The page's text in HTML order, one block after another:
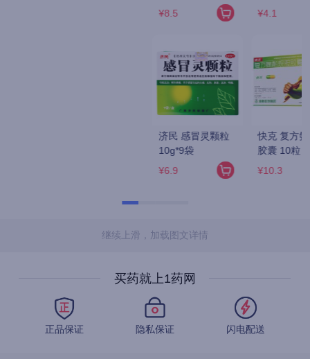
¥20.33
快克 复方氨酚烷胺
感康 布洛芬缓释胶
囊 0.3g*6粒*2板
¥0.9
继续上滑，加载图文详情
买药就上1药网
正品保证 隐私保证 闪电配送